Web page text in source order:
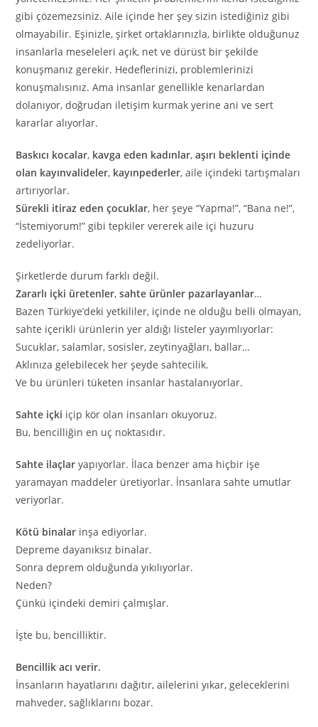
gibi çözemezsiniz. Aile içinde her şey sizin istediğiniz gibi
olmayabilir. Eşinizle, şirket ortaklarınızla, birlikte olduğunuz
insanlarla meseleleri açık, net ve dürüst bir şekilde
konuşmanız gerekir. Hedeflerinizi, problemlerinizi
konuşmalısınız. Ama insanlar genellikle kenarlardan
dolanıyor, doğrudan iletişim kurmak yerine ani ve sert
kararlar alıyorlar.
Baskıcı kocalar, kavga eden kadınlar,aşırı beklenti içinde
olan kayınvalideler, kayınpederler, aile içindeki tartışmaları
artırıyorlar.
Sürekli itiraz eden çocuklar, her şeye “Yapma!”, “Bana ne!”,
“İstemiyorum!” gibi tepkiler vererek aile içi huzuru
zedeliyorlar.
Şirketlerde durum farklı değil.
Zararlı içki üretenler,sahte ürünler pazarlayanlar…
Bazen Türkiye’deki yetkililer, içinde ne olduğu belli olmayan,
sahte içerikli ürünlerin yer aldığı listeler yayımlıyorlar:
Sucuklar, salamlar, sosisler, zeytinyağları, ballar…
Aklınıza gelebilecek her şeyde sahtecilik.
Ve bu ürünleri tüketen insanlar hastalanıyorlar.
Sahte içki içip kör olan insanları okuyoruz.
Bu, bencilliğin en uç noktasıdır.
Sahte ilaçlar yapıyorlar. İlaca benzer ama hiçbir işe
yaramayan maddeler üretiyorlar. İnsanlara sahte umutlar
veriyorlar.
Kötü binalar inşa ediyorlar.
Depreme dayanıksız binalar.
Sonra deprem olduğunda yıkılıyorlar.
Neden?
Çünkü içindeki demiri çalmışlar.
İşte bu, bencilliktir.
Bencillik acı verir.
İnsanların hayatlarını dağıtır, ailelerini yıkar, geleceklerini
mahveder, sağlıklarını bozar.